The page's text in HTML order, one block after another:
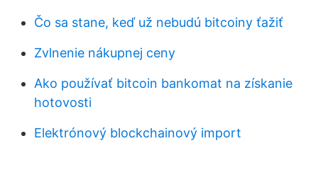
Čo sa stane, keď už nebudú bitcoiny ťažiť
Zvlnenie nákupnej ceny
Ako používať bitcoin bankomat na získanie
hotovosti
Elektrónový blockchainový import